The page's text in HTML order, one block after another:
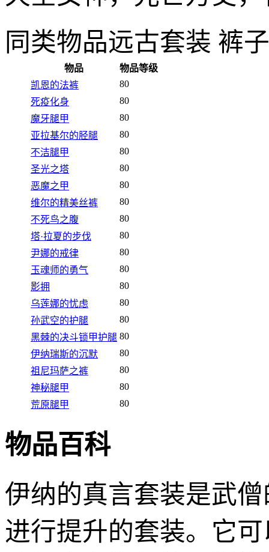
同类物品远古套装 裤子
物品
物品等级
凯恩的法裤
80
死疫化身
80
魔牙腿甲
80
亚拉基尔的胫腿
80
不洁腿甲
80
圣光之塔
80
恶魔之甲
80
维尔的精美丝裤
80
不死鸟之腹
80
塔·拉夏的步伐
80
尹娜的戒律
80
玉魂师的勇气
80
影拥
80
乌莲娜的忧虑
80
孙武空的护腿
80
黑棘的决斗锁甲护腿 80
伊纳瑞斯的沉默
80
祖尼玛萨之裤
80
神秘腿甲
80
荒原腿甲
80
物品百科
伊纳的真言套装是武
进行提升的套装。它